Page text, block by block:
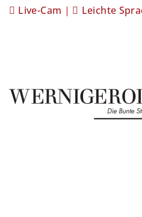
Live-Cam | Leichte